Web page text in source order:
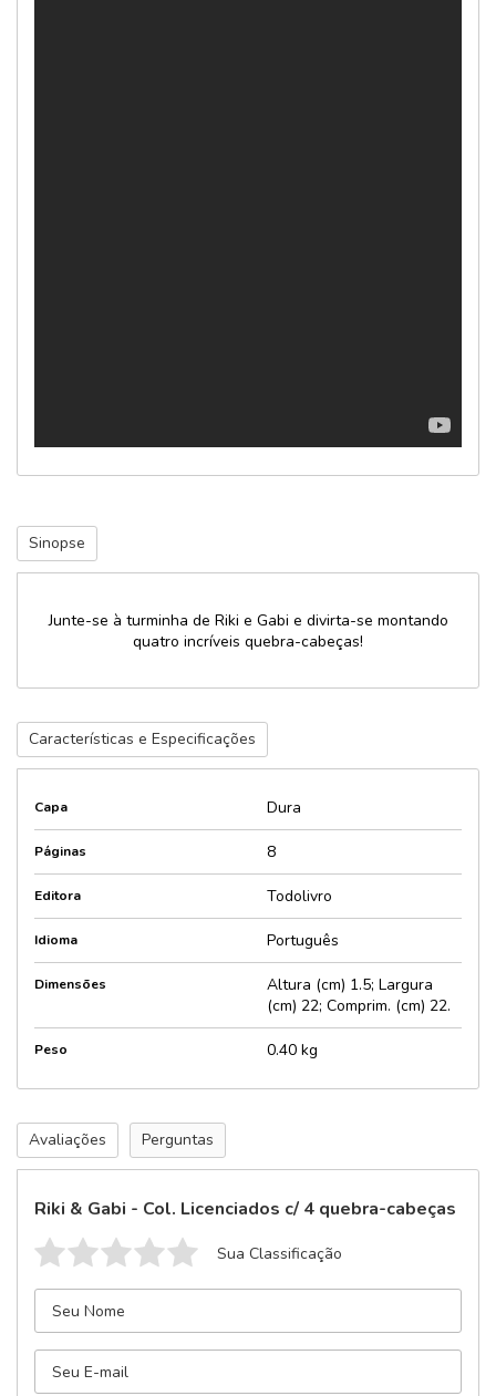
Sinopse
Junte-se à turminha de Riki e Gabi e divirta-se montando
quatro incríveis quebra-cabeças!
Características e Especificações
Capa Dura
Páginas 8
Editora Todolivro
Idioma Português
Dimensões
Altura (cm) 1.5; Largura
(cm) 22; Comprim. (cm) 22.
Peso 0.40 kg
Avaliações Perguntas
Riki & Gabi - Col. Licenciados c/ 4 quebra-cabeças
Sua Classificação